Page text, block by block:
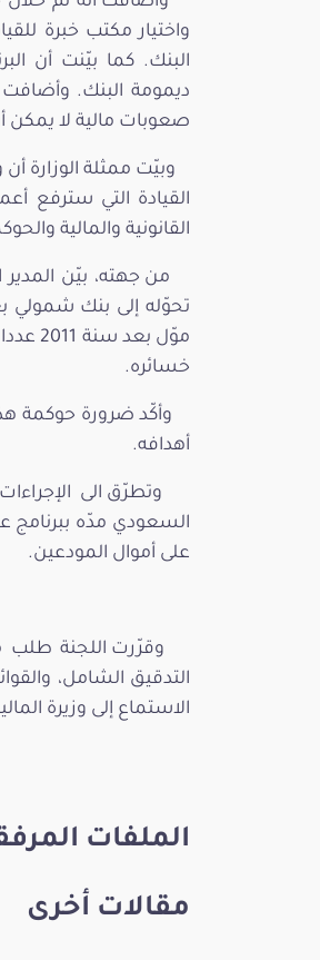
واختيار مكتب خبرة
البنك. كما بيّنت أن
ديمومة البنك.
صعوبات مالية لا يمكن
وبيّت ممثلة الوزارة
القيادة التي سترفع
القانونية والمالية
من جهته، بيّن
تحوّله إلى بنك شمولي
موّل
خسائره.
وأكّد ضرورة حوكمة
أهدافه.
وتطرّق الى
السعودي مدّه ببرنامج
على أموال المودعين.
وقرّرت اللجنة طلب
التدقيق الشامل،
الاستماع إلى وزيرة
الملفات
مقالات أخرى